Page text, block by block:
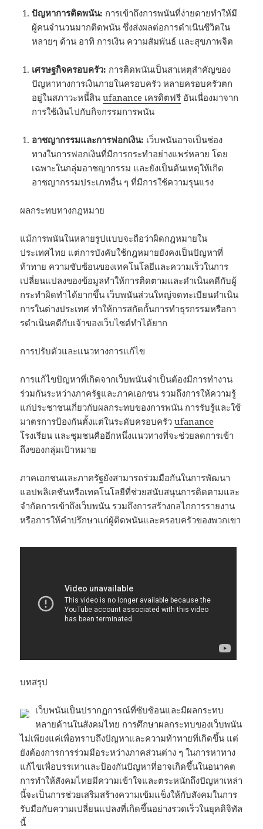
ปัญหาการติดพนัน: การเข้าถึงการพนันที่ง่ายดายทำให้มี
ผู้คนจำนวนมากติดพนัน ซึ่งส่งผลต่อการดำเนินชีวิตใน
หลายๆ ด้าน อาทิ การเงิน ความสัมพันธ์ และสุขภาพจิต
เศรษฐกิจครอบครัว: การติดพนันเป็นสาเหตุสำคัญของ
ปัญหาทางการเงินภายในครอบครัว หลายครอบครัวตก
อยู่ในสภาวะหนี้สินufanance เครดิตฟรี อันเนื่องมาจาก
การใช้เงินไปกับกิจกรรมการพนัน
อาชญากรรมและการฟอกเงิน: เว็บพนันอาจเป็นช่อง
ทางในการฟอกเงินที่มีการกระทำอย่างแพร่หลาย โดย
เฉพาะในกลุ่มอาชญากรรม และยังเป็นต้นเหตุให้เกิด
อาชญากรรมประเภทอื่น ๆ ที่มีการใช้ความรุนแรง
ผลกระทบทางกฎหมาย
แม้การพนันในหลายรูปแบบจะถือว่าผิดกฎหมายใน
ประเทศไทย แต่การบังคับใช้กฎหมายยังคงเป็นปัญหาที่
ท้าทาย ความซับซ้อนของเทคโนโลยีและความเร็วในการ
เปลี่ยนแปลงของข้อมูลทำให้การติดตามและดำเนินคดีกับผู้
กระทำผิดทำได้ยากขึ้น เว็บพนันส่วนใหญ่จดทะเบียนดำเนิน
การในต่างประเทศ ทำให้การสกัดกั้นการทำธุรกรรมหรือกา
รดําเนินคดีกับเจ้าของเว็บไซต์ทำได้ยาก
การปรับตัวและแนวทางการแก้ไข
การแก้ไขปัญหาที่เกิดจากเว็บพนันจำเป็นต้องมีการทำงาน
ร่วมกันระหว่างภาครัฐและภาคเอกชน รวมถึงการให้ความรู้
แก่ประชาชนเกี่ยวกับผลกระทบของการพนัน การรับรู้และใช้
มาตรการป้องกันตั้งแต่ในระดับครอบครัวufanance
โรงเรียน และชุมชนคืออีกหนึ่งแนวทางที่จะช่วยลดการเข้า
ถึงของกลุ่มเป้าหมาย
ภาคเอกชนและภาครัฐยังสามารถร่วมมือกันในการพัฒนา
แอปพลิเคชันหรือเทคโนโลยีที่ช่วยสนับสนุนการติดตามและ
จำกัดการเข้าถึงเว็บพนัน รวมถึงการสร้างกลไกการรายงาน
หรือการให้คำปรึกษาแก่ผู้ติดพนันและครอบครัวของพวกเขา
บทสรุป
เว็บพนันเป็นปรากฏการณ์ที่ซับซ้อนและมีผลกระทบ
หลายด้านในสังคมไทย การศึกษาผลกระทบของเว็บพนัน
ไม่เพียงแค่เพื่อทราบถึงปัญหาและความท้าทายที่เกิดขึ้น แต่
ยังต้องการการร่วมมือระหว่างภาคส่วนต่าง ๆ ในการหาทาง
แก้ไขเพื่อบรรเทาและป้องกันปัญหาที่อาจเกิดขึ้นในอนาคต
การทำให้สังคมไทยมีความเข้าใจและตระหนักถึงปัญหาเหล่า
นี้จะเป็นการช่วยเสริมสร้างความเข้มแข็งให้กับสังคมในการ
รับมือกับความเปลี่ยนแปลงที่เกิดขึ้นอย่างรวดเร็วในยุคดิจิทัล
นี้